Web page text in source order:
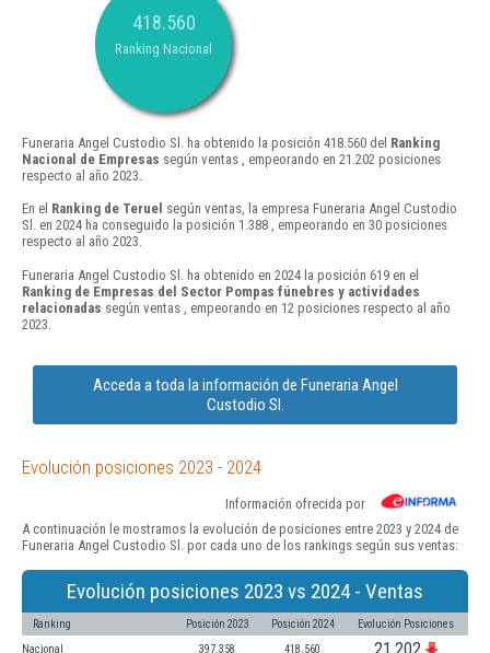
418.560
Ranking Nacional
Funeraria Angel Custodio Sl. ha obtenido la posición 418.560 del Ranking
Nacional de Empresas según ventas , empeorando en 21.202 posiciones
respecto al año 2023.
En el Ranking de Teruel según ventas, la empresa Funeraria Angel Custodio
Sl. en 2024 ha conseguido la posición 1.388 , empeorando en 30 posiciones
respecto al año 2023.
Funeraria Angel Custodio Sl. ha obtenido en 2024 la posición 619 en el
Ranking de Empresas del Sector Pompas fúnebres y actividades
relacionadas según ventas , empeorando en 12 posiciones respecto al año
2023.
Acceda a toda la información de Funeraria Angel
Custodio Sl.
Evolución posiciones 2023 - 2024
Información ofrecida por
A continuación le mostramos la evolución de posiciones entre 2023 y 2024 de
Funeraria Angel Custodio Sl. por cada uno de los rankings según sus ventas:
Evolución posiciones 2023 vs 2024 - Ventas
Ranking Posición 2023 Posición 2024 Evolución Posiciones
Nacional 397.358 418.560